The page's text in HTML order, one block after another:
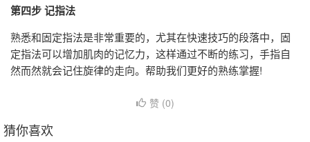
第四步 记指法
熟悉和固定指法是非常重要的，尤其在快速技巧的段落中，固
定指法可以增加肌肉的记忆力，这样通过不断的练习，手指自
然而然就会记住旋律的走向。帮助我们更好的熟练掌握!
赞 (0)
猜你喜欢